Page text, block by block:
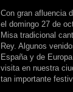
Con gran afluencia
el domingo 27 de
Misa tradicional
Rey. Algunos
España y de
visita en nuestra
tan importante